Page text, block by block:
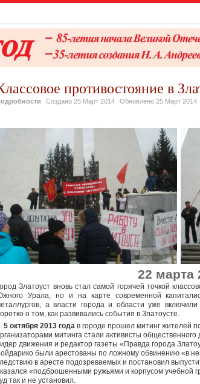
противостояние в
Создано 25 Март 2014 Обновлено 25 Март 2014
22 марта
Златоуст вновь стал самой горячей точкой
Урала, но и на карте современной
а власти города и области уже
о том, как развивались события в Златоусте.
5 октября 2013 года в городе прошел митинг жителей
митинга стали активисты
движения и редактор газеты «Правда города
были арестованы по ложному обвинению «в
в аресте подозреваемых и постановил
«подброшенными ружьями и корпусом учебной
так и не установил.